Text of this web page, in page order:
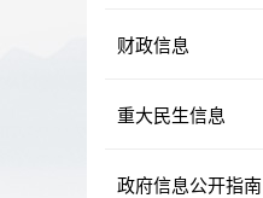
财政信息
重大民生信息
政府信息公开指南